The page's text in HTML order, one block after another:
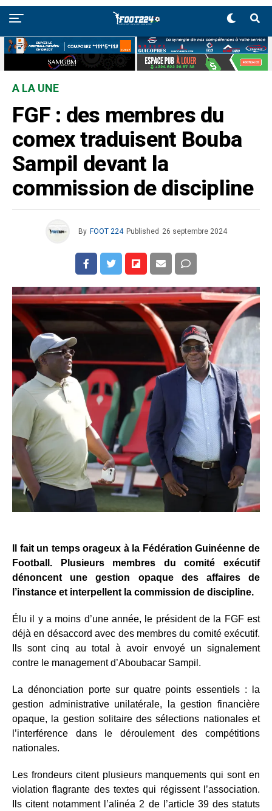
A LA UNE
FGF : des membres du
comex traduisent Bouba
Sampil devant la
commission de discipline
By FOOT 224 Published 26 septembre 2024
Il fait un temps orageux à la Fédération Guinéenne de
Football. Plusieurs membres du comité exécutif
dénoncent une gestion opaque des affaires de
l’instance et interpellent la commission de discipline.
Élu il y a moins d’une année, le président de la FGF est
déjà en désaccord avec des membres du comité exécutif.
Ils sont cinq au total à avoir envoyé un signalement
contre le management d’Aboubacar Sampil.
La dénonciation porte sur quatre points essentiels : la
gestion administrative unilatérale, la gestion financière
opaque, la gestion solitaire des sélections nationales et
l’interférence dans le déroulement des compétitions
nationales.
Les frondeurs citent plusieurs manquements qui sont en
violation flagrante des textes qui régissent l’association.
Ils citent notamment l’alinéa 2 de l’article 39 des statuts